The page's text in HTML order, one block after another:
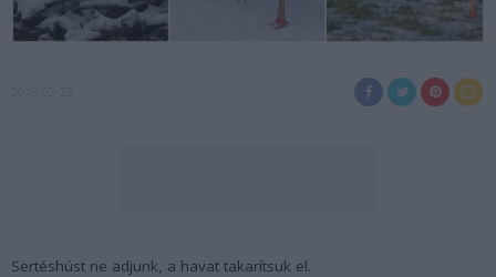
Sertéshúst ne adjunk, a havat takarítsuk el.